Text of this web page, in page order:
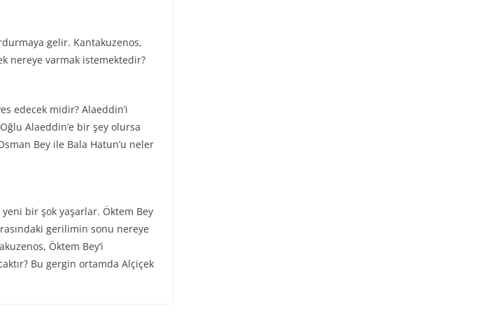
gelir. Kantakuzenos,
nereye varmak istemektedir?
edecek midir? Alaeddin’i
Alaeddin’e bir şey olursa
Bey ile Bala Hatun’u neler
yeni bir şok yaşarlar. Öktem Bey
gerilimin sonu nereye
Öktem Bey’i
Bu gergin ortamda Alçiçek